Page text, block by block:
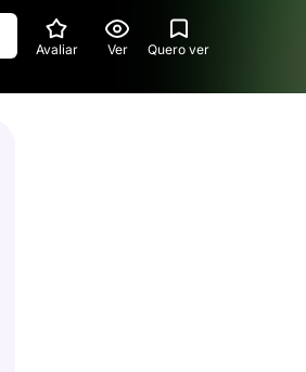
Avaliar Ver Quero ver